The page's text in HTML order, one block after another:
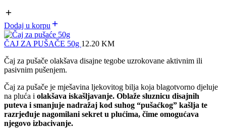
Dodaj u korpu
ČAJ ZA PUŠAČE 50g 12.20 KM
Čaj za pušače olakšava disajne tegobe uzrokovane aktivnim ili
pasivnim pušenjem.
Čaj za pušače je mješavina ljekovitog bilja koja blagotvorno djeluje
na pluća i olakšava iskašljavanje. Oblaže sluznicu disajnih
puteva i smanjuje nadražaj kod suhog “pušaćkog” kašlja te
razrjeđuje nagomilani sekret u plućima, čime omogućava
njegovo izbacivanje.